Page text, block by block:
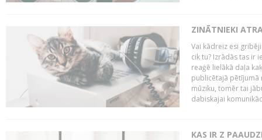
ZINĀTNIEKI
Vai kādreiz esi
cik tu? Izrādās tas ir
reaģē lielākā daļa
publicētajā pētījumā
mūziku, tomēr tai
dabiskajai
KAS IR Z